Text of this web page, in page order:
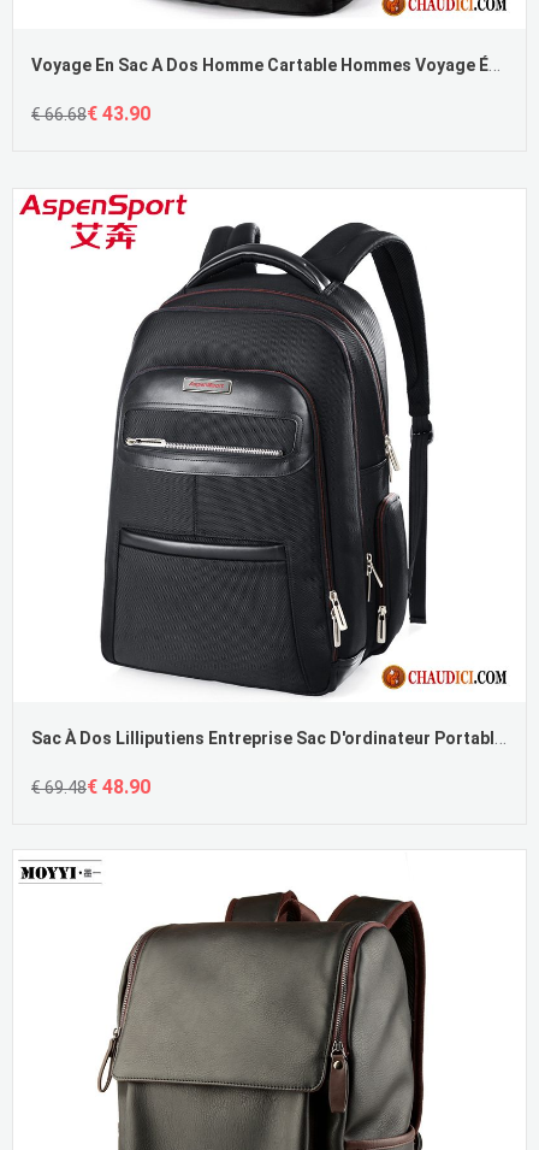
Voyage En Sac A Dos Homme Cartable Hommes Voyage École Secondaire
€ 66.68€ 43.90
Sac À Dos Lilliputiens Entreprise Sac D'ordinateur Portable Hommes École Secondaire Voyage Pas Cher
€ 69.48€ 48.90